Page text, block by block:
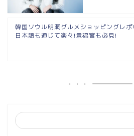
韓国ソウル明洞グルメショッピングレポ!
日本語も通じて楽々!景福宮も必見!